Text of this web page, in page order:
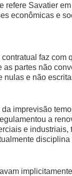
refere Savatier
econômicas e
faz com
as partes não
nulas e não
imprevisão
a
e industriais,
disciplina